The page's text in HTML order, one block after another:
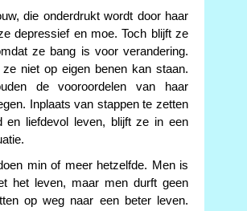
die onderdrukt wordt door haar
depressief en moe. Toch blijft ze
ze bang is voor verandering.
niet op eigen benen kan staan.
de vooroordelen van haar
Inplaats van stappen te zetten
en liefdevol leven, blijft ze in een
min of meer hetzelfde. Men is
het leven, maar men durft geen
op weg naar een beter leven.